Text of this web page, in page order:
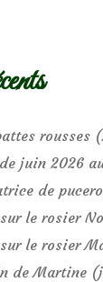
rousses
juin 2026
de
le rosier
le rosier
de Martine